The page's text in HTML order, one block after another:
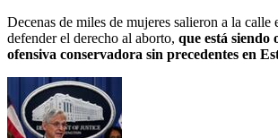
Decenas de miles de mujeres salieron a la calle
defender el derecho al aborto, que está siendo
ofensiva conservadora sin precedentes en